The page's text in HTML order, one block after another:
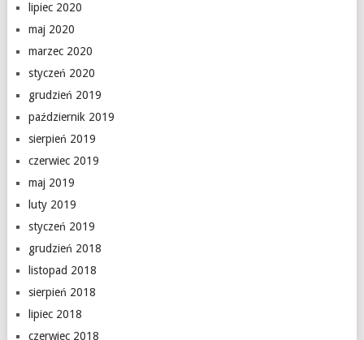
lipiec 2020
maj 2020
marzec 2020
styczeń 2020
grudzień 2019
październik 2019
sierpień 2019
czerwiec 2019
maj 2019
luty 2019
styczeń 2019
grudzień 2018
listopad 2018
sierpień 2018
lipiec 2018
czerwiec 2018